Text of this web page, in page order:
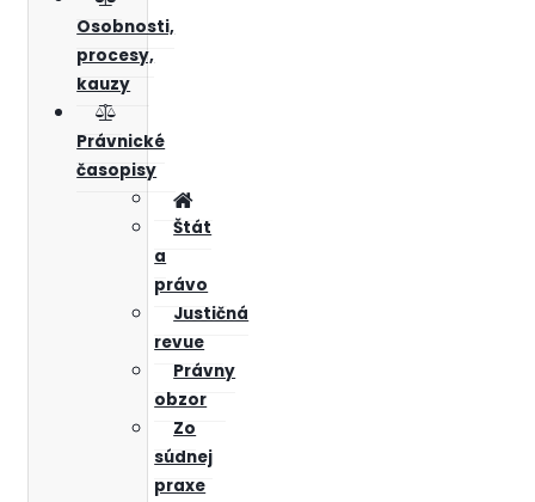
Osobnosti,
procesy,
kauzy
Právnické
časopisy
Štát
a
právo
Justičná
revue
Právny
obzor
Zo
súdnej
praxe